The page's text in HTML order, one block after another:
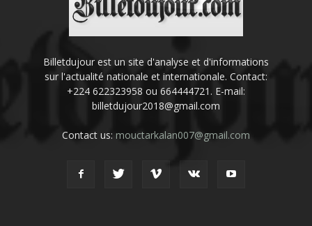
Billetdujour est un site d'analyse et d'informations
sur l'actualité nationale et internationale. Contact:
+224 622323958 ou 664444721. E-mail:
billetdujour2018@gmail.com
Contact us: mouctarkalan007@gmail.com